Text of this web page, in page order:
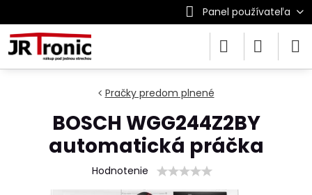
Panel používateľa
Pračky predom plnené
BOSCH WGG244Z2BY
automatická práčka
Hodnotenie